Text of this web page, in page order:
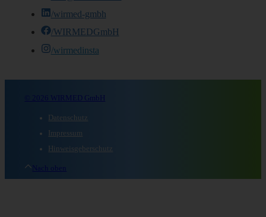
/wirmed-gmbh
/WIRMEDGmbH
/wirmedinsta
© 2026 WIRMED GmbH
Datenschutz
Impressum
Hinweisgeberschutz
Nach oben